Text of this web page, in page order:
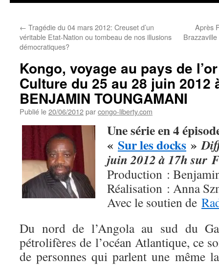
← Tragédie du 04 mars 2012: Creuset d’un
véritable Etat-Nation ou tombeau de nos illusions
démocratiques?
Après
Kongo, voyage au pays de
Culture du 25 au 28 juin 2012
BENJAMIN TOUNGAMANI
Publié le20/06/2012parcongo-liberty.com
Une série en 4
« Sur les docks »
juin 2012 à 17h sur
Production :
Réalisation : Anna
Avec le soutien de
Du nord de l’Angola au sud du
pétrolifères de l’océan Atlantique, ce
de personnes qui parlent une même